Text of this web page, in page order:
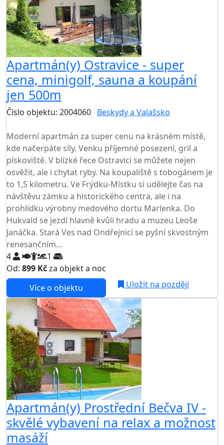
Apartmán(y) Ostravice - super
cena, minigolf, sauna a koupání
jen 500m
Číslo objektu: 2004060 Beskydy a Valašsko
Moderní apartmán za super cenu na krásném místě,
kde načerpáte síly. Venku příjemné posezení, gril a
pískoviště. V blízké řece Ostravici se můžete nejen
osvěžit, ale i chytat ryby. Na koupaliště s tobogánem je
to 1,5 kilometru. Ve Frýdku-Místku si udělejte čas na
návštěvu zámku a historického centra, ale i na
prohlídku výrobny medového dortu Marlenka. Do
Hukvald se jezdí hlavně kvůli hradu a muzeu Leoše
Janáčka. Stará Ves nad Ondřejnicí se pyšní skvostným
renesančním...
4
1
Od: 899 Kčza objekt a noc
Více o objektu
Uložit na později
Apartmán(y) Prostřední Bečva IV -
skvělé vybavení na relax a možnost
masáží